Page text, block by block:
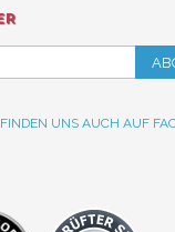
UNS AUCH AUF